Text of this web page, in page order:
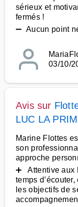
sérieux et
fermés !
➖ Aucun point
03/10/
Avis sur
LUC LA
Marine Flottes
son
approche
➕ Attentive aux
temps
les objectifs de